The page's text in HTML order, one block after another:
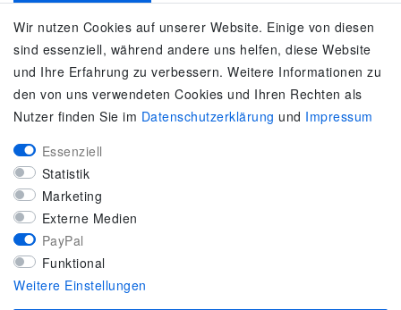
Es gilt unsereDatenschutzerklärung
SERVICE
Kontakt
Zahlung & Versand
Umtausch / Rückgabe
Größenberater
adidas F50
KUNDENSERVICE
Marken-Sportbekleidung & Sportartikel Fachhandel
Top-Modelle ausgewählter Marken
Kostenloser Versand ab 40 € deutschlandweit
Wir nutzen Cookies auf unserer Website. Einige von diesen
sind essenziell, während andere uns helfen, diese Website
und Ihre Erfahrung zu verbessern. Weitere Informationen zu
den von uns verwendeten Cookies und Ihren Rechten als
Nutzer finden Sie im Daten­schutz­erklärung und Impressum
Essenziell
Statistik
Marketing
Externe Medien
PayPal
Funktional
Weitere Einstellungen